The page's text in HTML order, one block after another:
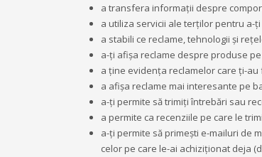
a transfera informaţii despre
a utiliza servicii ale terţilor pentru
a stabili ce reclame, tehnologii şi
a-ţi afişa reclame despre produse
a ţine evidenţa reclamelor care ţi-
a afişa reclame mai interesante pe
a-ţi permite să trimiţi întrebări sau
a permite ca recenziile pe care le
a-ţi permite să primeşti e-mailuri de
celor pe care le-ai achiziţionat deja